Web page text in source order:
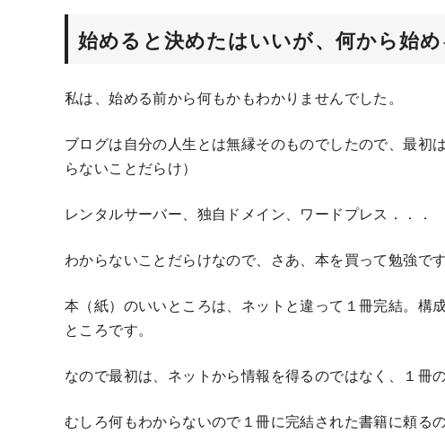
始めると決めたはいいが、何から始
私は、始める前から何もかもわかりませんでした。
ブログは自分の人生とは無縁そのものでしたので、最初
らないことだらけ）
レンタルサーバー、独自ドメイン、ワードプレス．．．
わからないことだらけなので、さあ、本を買って勉強です
本（紙）のいいところは、ネットと違って１冊完結。構
ところです。
なので最初は、ネットから情報を得るのではなく、１冊
むしろ何もわからないので１冊に完結された書籍に頼る